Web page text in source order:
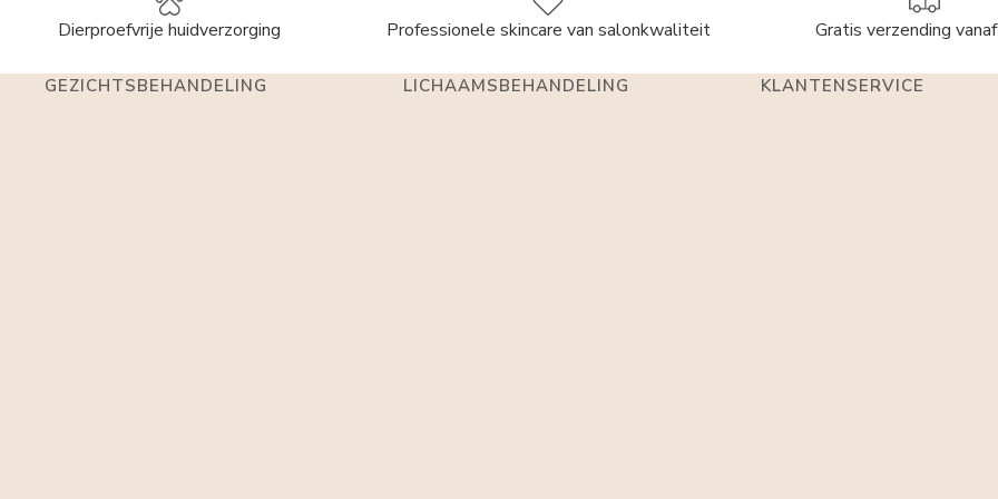
Dierproefvrije huidverzorging Professionele skincare van salonkwaliteit Gratis verzending
GEZICHTSBEHANDELING LICHAAMSBEHANDELING KLANTENSERVICE